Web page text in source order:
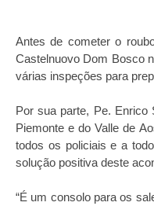
Antes de cometer o
Castelnuovo Dom Bosco
várias inspeções para
Por sua parte, Pe. Enrico
Piemonte e do Valle de
todos os policiais e a
solução positiva deste
“É um consolo para os